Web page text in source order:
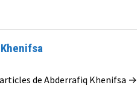
de Abderrafiq Khenifsa →